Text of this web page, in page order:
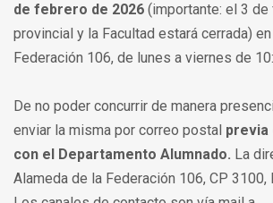
de febrero de 2026 (importante: el 3
provincial y la Facultad estará cerrada)
Federación 106, de lunes a viernes de
De no poder concurrir de manera
enviar la misma por correo postal previa
con el Departamento Alumnado. La
Alameda de la Federación 106, CP 3100,